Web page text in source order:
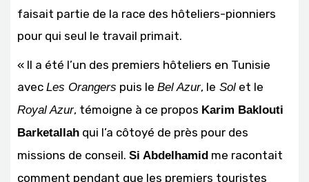
faisait partie de la race des hôteliers-pionniers
pour qui seul le travail primait.
« Il a été l’un des premiers hôteliers en Tunisie
avec Les Orangers puis le Bel Azur, le Sol et le
Royal Azur, témoigne à ce propos Karim Baklouti
Barketallah qui l’a côtoyé de près pour des
missions de conseil. Si Abdelhamid me racontait
comment pendant que les premiers touristes